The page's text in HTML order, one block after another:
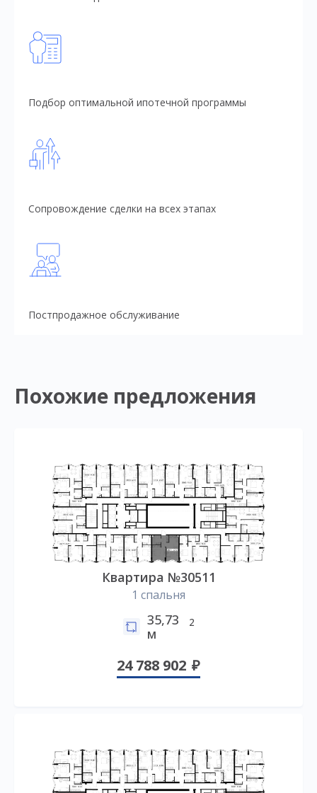
Подбор оптимальной ипотечной программы
Сопровождение сделки на всех этапах
Постпродажное обслуживание
Похожие предложения
Квартира №30511
1 спальня
35,73
м
2
24 788 902